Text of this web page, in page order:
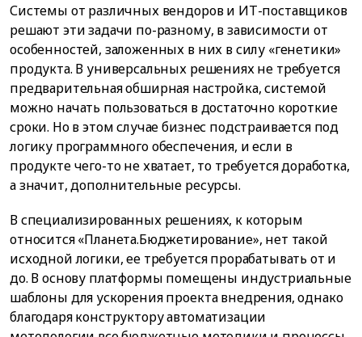
Системы от различных вендоров и ИТ-поставщиков
решают эти задачи по-разному, в зависимости от
особенностей, заложенных в них в силу «генетики»
продукта. В универсальных решениях не требуется
предварительная обширная настройка, системой
можно начать пользоваться в достаточно короткие
сроки. Но в этом случае бизнес подстраивается под
логику программного обеспечения, и если в
продукте чего-то не хватает, то требуется доработка,
а значит, дополнительные ресурсы.
В специализированных решениях, к которым
относится «Планета.Бюджетирование», нет такой
исходной логики, ее требуется прорабатывать от и
до. В основу платформы помещены индустриальные
шаблоны для ускорения проекта внедрения, однако
благодаря конструктору автоматизации